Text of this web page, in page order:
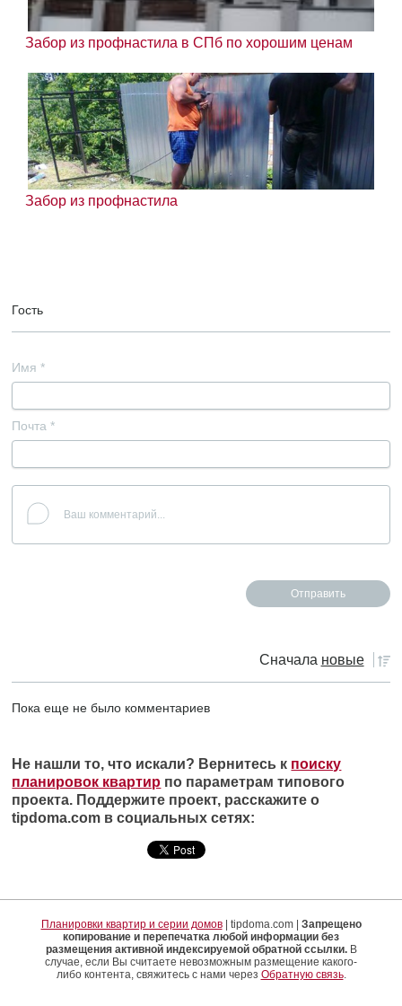
Забор из профнастила в СПб по хорошим ценам
Забор из профнастила
Гость
Имя *
Почта *
Сначала новые
Пока еще не было комментариев
Не нашли то, что искали? Вернитесь к поиску
планировок квартир по параметрам типового
проекта. Поддержите проект, расскажите о
tipdoma.com в социальных сетях:
Планировки квартир и серии домов| tipdoma.com | Запрещено
копирование и перепечатка любой информации без
размещения активной индексируемой обратной ссылки.В
случае, если Вы считаете невозможным размещение какого-
либо контента, свяжитесь с нами через Обратную связь.